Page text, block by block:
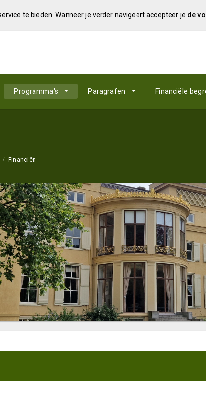
te bieden. Wanneer je verder navigeert accepteer je de
Programma's Paragrafen Financiële
Financiën